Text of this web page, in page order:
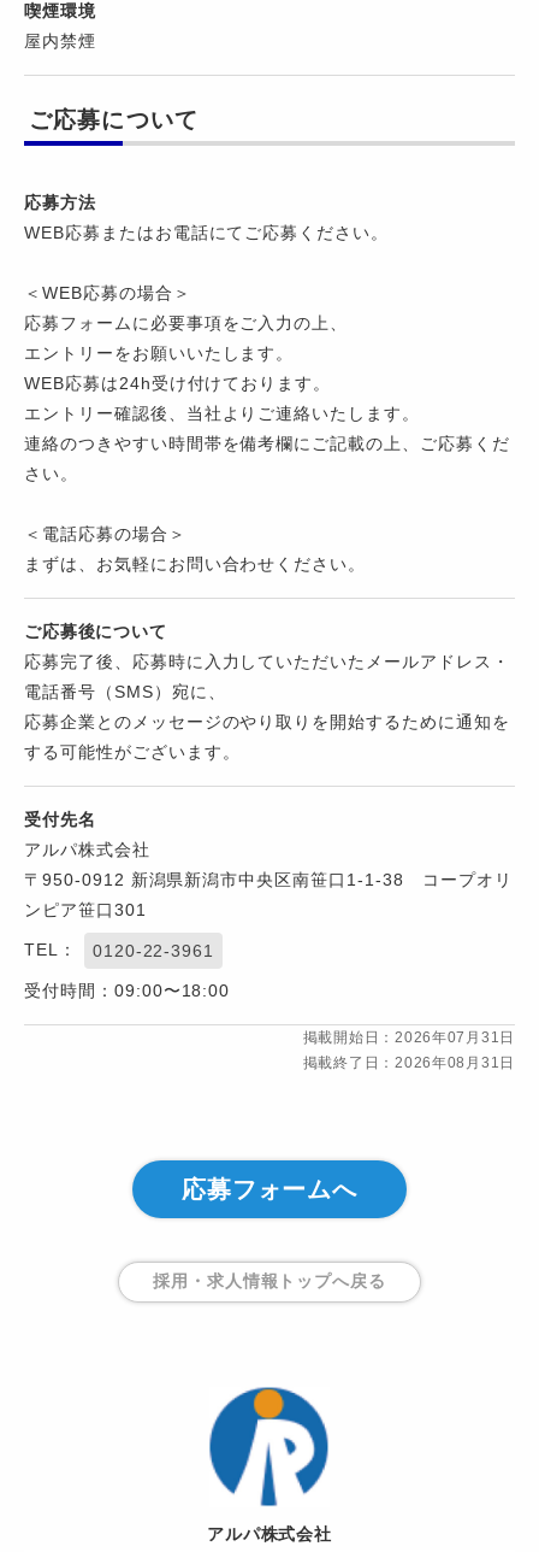
喫煙環境
屋内禁煙
ご応募について
応募方法
WEB応募またはお電話にてご応募ください。
＜WEB応募の場合＞
応募フォームに必要事項をご入力の上、
エントリーをお願いいたします。
WEB応募は24h受け付けております。
エントリー確認後、当社よりご連絡いたします。
連絡のつきやすい時間帯を備考欄にご記載の上、ご応募くだ
さい。
＜電話応募の場合＞
まずは、お気軽にお問い合わせください。
ご応募後について
応募完了後、応募時に入力していただいたメールアドレス・
電話番号（SMS）宛に、
応募企業とのメッセージのやり取りを開始するために通知を
する可能性がございます。
受付先名
アルパ株式会社
〒950-0912 新潟県新潟市中央区南笹口1-1-38 コープオリ
ンピア笹口301
TEL： 0120-22-3961
受付時間：09:00〜18:00
掲載開始日：2026年07月31日
掲載終了日：2026年08月31日
応募フォームへ
採用・求人情報トップへ戻る
アルパ株式会社